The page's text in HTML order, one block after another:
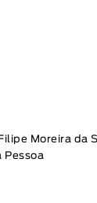
Moreira da
Pessoa